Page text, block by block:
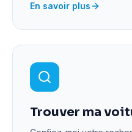
En savoir plus
Trouver ma